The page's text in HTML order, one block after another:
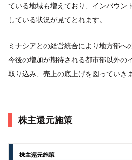
ている地域も増えており、インバウン
している状況が見てとれます。
ミナシアとの経営統合により地方部へ
今後の増加が期待される都市部以外の
取り込み、売上の底上げを図っていき
株主還元施策